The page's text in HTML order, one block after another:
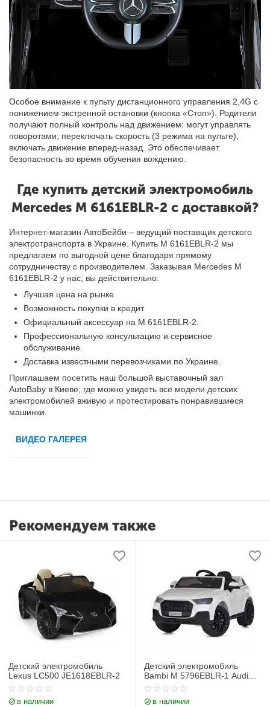
Особое внимание к пульту дистанционного управления 2,4G с
понижением экстренной остановки (кнопка «Стоп»). Родители
получают полный контроль над движением: могут управлять
поворотами, переключать скорость (3 режима на пульте),
включать движение вперед-назад. Это обеспечивает
безопасность во время обучения вождению.
Где купить детский электромобиль
Mercedes M 6161EBLR-2 с доставкой?
Интернет-магазин АвтоБейби – ведущий поставщик детского
электротранспорта в Украине. Купить М 6161EBLR-2 мы
предлагаем по выгодной цене благодаря прямому
сотрудничеству с производителем. Заказывая Mercedes M
6161EBLR-2 у нас, вы действительно:
Лучшая цена на рынке.
Возможность покупки в кредит.
Официальный аксессуар на М 6161EBLR-2.
Профессиональную консультацию и сервисное
обслуживание.
Доставка известными перевозчиками по Украине.
Приглашаем посетить наш большой выставочный зал
AutoBaby в Киеве, где можно увидеть все модели детских
электромобилей вживую и протестировать понравившиеся
машинки.
ВИДЕО ГАЛЕРЕЯ
Рекомендуем также
Детский электромобиль
Lexus LC500 JE1618EBLR-2
в наличии
Детский электромобиль
Bambi M 5796EBLR-1 Audi
Q7
в наличии